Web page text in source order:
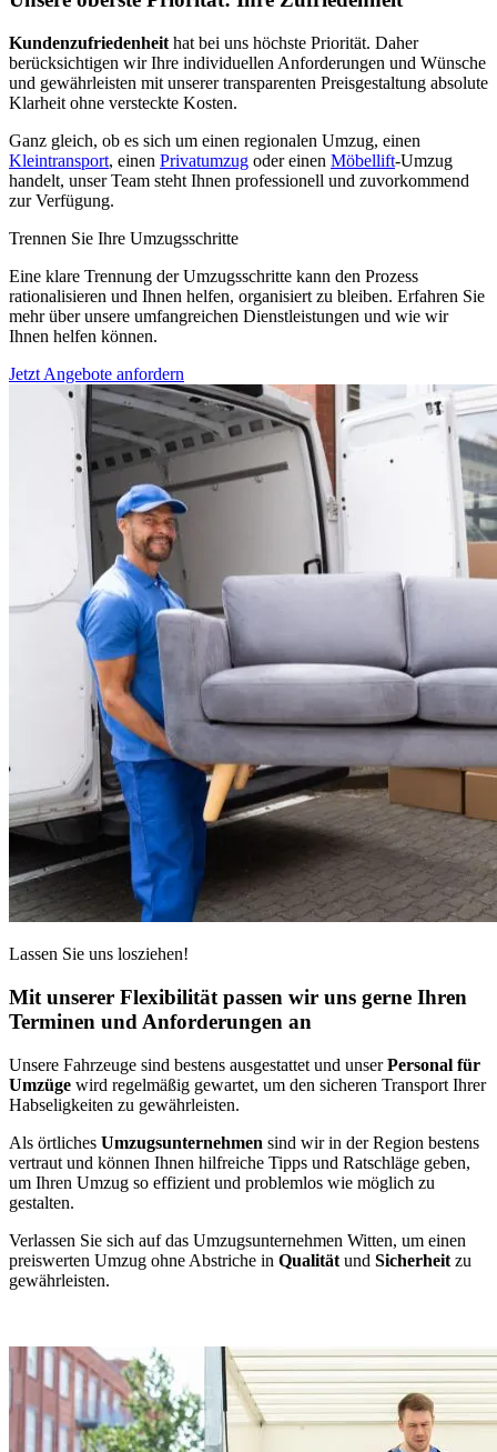
Kundenzufriedenheit hat bei uns höchste Priorität. Daher
berücksichtigen wir Ihre individuellen Anforderungen und Wünsche
und gewährleisten mit unserer transparenten Preisgestaltung absolute
Klarheit ohne versteckte Kosten.
Ganz gleich, ob es sich um einen regionalen Umzug, einen
Kleintransport, einen Privatumzug oder einen Möbellift-Umzug
handelt, unser Team steht Ihnen professionell und zuvorkommend
zur Verfügung.
Trennen Sie Ihre Umzugsschritte
Eine klare Trennung der Umzugsschritte kann den Prozess
rationalisieren und Ihnen helfen, organisiert zu bleiben. Erfahren Sie
mehr über unsere umfangreichen Dienstleistungen und wie wir
Ihnen helfen können.
Jetzt Angebote anfordern
Lassen Sie uns losziehen!
Mit unserer Flexibilität passen wir uns gerne Ihren
Terminen und Anforderungen an
Unsere Fahrzeuge sind bestens ausgestattet und unserPersonal für
Umzüge wird regelmäßig gewartet, um den sicheren Transport Ihrer
Habseligkeiten zu gewährleisten.
Als örtliches Umzugsunternehmen sind wir in der Region bestens
vertraut und können Ihnen hilfreiche Tipps und Ratschläge geben,
um Ihren Umzug so effizient und problemlos wie möglich zu
gestalten.
Verlassen Sie sich auf das Umzugsunternehmen Witten, um einen
preiswerten Umzug ohne Abstriche in Qualität und Sicherheit zu
gewährleisten.